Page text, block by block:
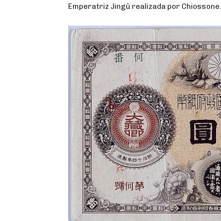
Emperatriz Jingū realizada por Chiossone.